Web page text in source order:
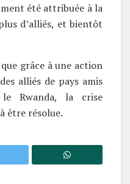
été attribuée à la
d’alliés, et bientôt
grâce à une action
alliés de pays amis
Rwanda, la crise
être résolue.